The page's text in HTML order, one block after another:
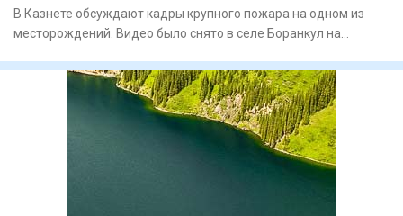
В Казнете обсуждают кадры крупного пожара на одном из
месторождений. Видео было снято в селе Боранкул на